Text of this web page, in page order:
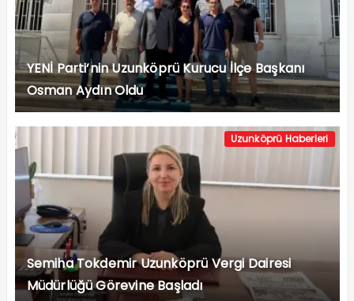
YENİ Parti’nin Uzunköprü Kurucu İlçe Başkanı
Osman Aydın Oldu
Uzunköprü Haberleri
Semiha Tokdemir Uzunköprü Vergi Dairesi
Müdürlüğü Görevine Başladı